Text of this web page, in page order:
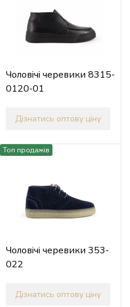
Чоловічі черевики 8315-
0120-01
Дізнатись оптову ціну
Топ продажів
Чоловічі черевики 353-
022
Дізнатись оптову ціну